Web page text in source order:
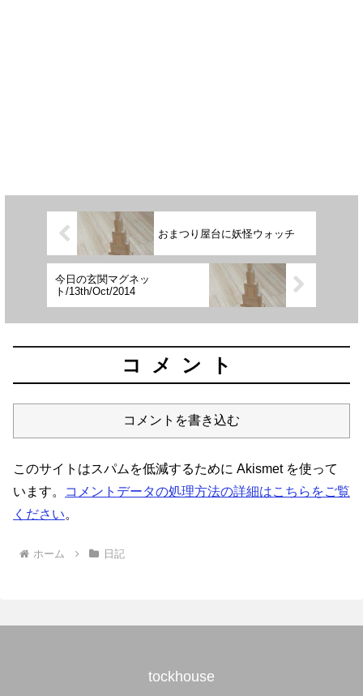
おまつり屋台に妖怪ウォッチ
今日の玄関マグネッ
ト/13th/Oct/2014
コメント
コメントを書き込む
このサイトはスパムを低減するために Akismet を使って
います。
コメントデータの処理方法の詳細はこちらをご覧
ください。
ホーム 日記
tockhouse